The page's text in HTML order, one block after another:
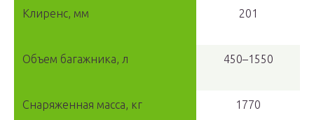
Клиренс, мм 201
Объем багажника, л 450–1550
Снаряженная масса, кг 1770